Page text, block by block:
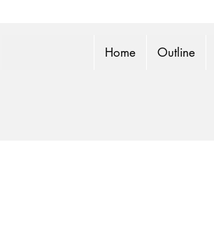
Home Outline